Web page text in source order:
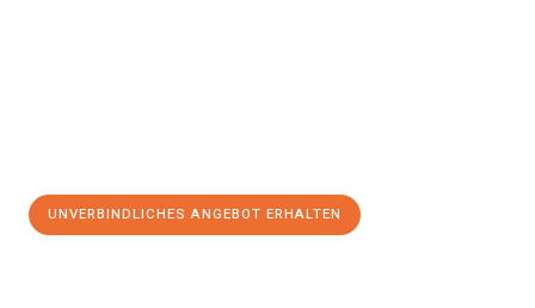
UNVERBINDLICHES ANGEBOT ERHALTEN